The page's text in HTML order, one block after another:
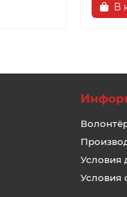
В
Условия
Условия